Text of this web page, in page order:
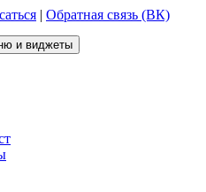
| Обратная связь (ВК)
и виджеты